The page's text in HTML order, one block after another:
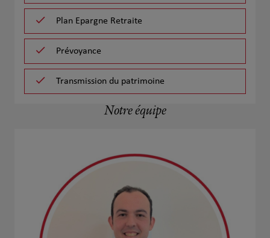
Plan Epargne Retraite
Prévoyance
Transmission du patrimoine
Notre équipe